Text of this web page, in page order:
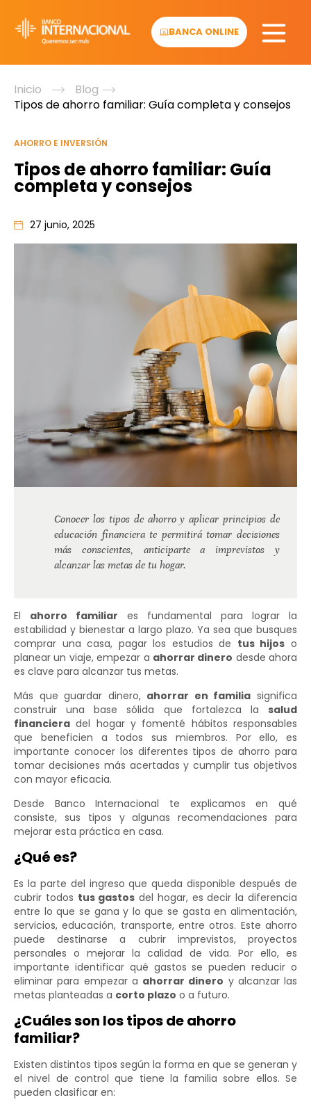
content
BANCA ONLINE
Inicio
Blog
Tipos de ahorro familiar: Guía completa y consejos
AHORRO E INVERSIÓN
Tipos de ahorro familiar: Guía
completa y consejos
27 junio, 2025
Conocer los tipos de ahorro y aplicar principios de
educación financiera te permitirá tomar decisiones
más conscientes, anticiparte a imprevistos y
alcanzar las metas de tu hogar.
El ahorro familiar es fundamental para lograr la
estabilidad y bienestar a largo plazo. Ya sea que busques
comprar una casa, pagar los estudios de tus hijos o
planear un viaje, empezar a ahorrar dinero desde ahora
es clave para alcanzar tus metas.
Más que guardar dinero, ahorrar en familia significa
construir una base sólida que fortalezca la salud
financiera del hogar y fomenté hábitos responsables
que beneficien a todos sus miembros. Por ello, es
importante conocer los diferentes tipos de ahorro para
tomar decisiones más acertadas y cumplir tus objetivos
con mayor eficacia.
Desde Banco Internacional te explicamos en qué
consiste, sus tipos y algunas recomendaciones para
mejorar esta práctica en casa.
¿Qué es?
Es la parte del ingreso que queda disponible después de
cubrir todos tus gastos del hogar, es decir la diferencia
entre lo que se gana y lo que se gasta en alimentación,
servicios, educación, transporte, entre otros. Este ahorro
puede destinarse a cubrir imprevistos, proyectos
personales o mejorar la calidad de vida. Por ello, es
importante identificar qué gastos se pueden reducir o
eliminar para empezar a ahorrar dinero y alcanzar las
metas planteadas a corto plazo o a futuro.
¿Cuáles son los tipos de ahorro
familiar?
Existen distintos tipos según la forma en que se generan y
el nivel de control que tiene la familia sobre ellos. Se
pueden clasificar en: